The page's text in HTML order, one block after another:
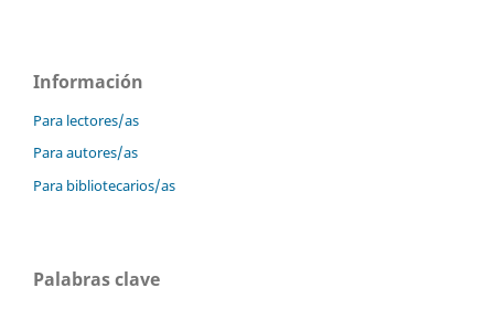
Información
Para lectores/as
Para autores/as
Para bibliotecarios/as
Palabras clave